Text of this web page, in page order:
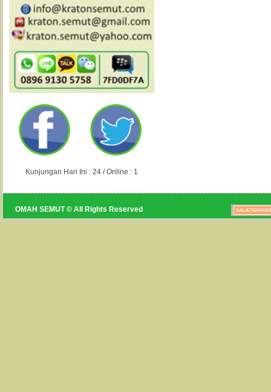
Kunjungan Hari Ini : 24 / Online : 1
OMAH SEMUT © All Rights Reserved